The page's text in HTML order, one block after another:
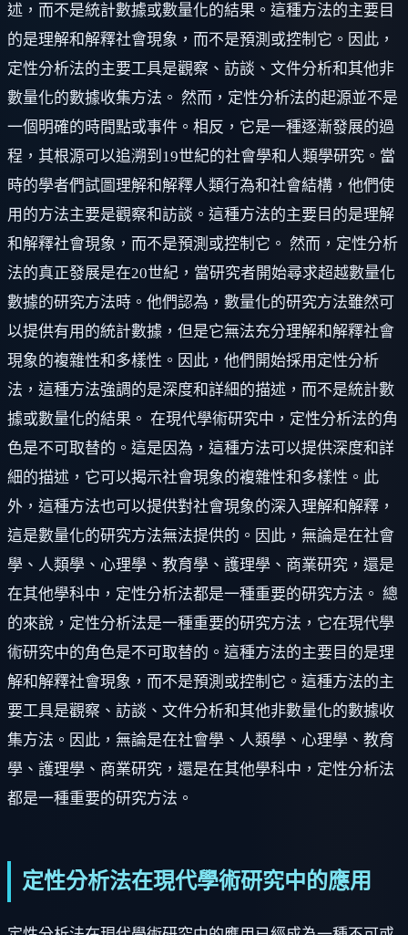
述，而不是統計數據或數量化的結果。這種方法的主要目
的是理解和解釋社會現象，而不是預測或控制它。因此，
定性分析法的主要工具是觀察、訪談、文件分析和其他非
數量化的數據收集方法。 然而，定性分析法的起源並不是
一個明確的時間點或事件。相反，它是一種逐漸發展的過
程，其根源可以追溯到19世紀的社會學和人類學研究。當
時的學者們試圖理解和解釋人類行為和社會結構，他們使
用的方法主要是觀察和訪談。這種方法的主要目的是理解
和解釋社會現象，而不是預測或控制它。 然而，定性分析
法的真正發展是在20世紀，當研究者開始尋求超越數量化
數據的研究方法時。他們認為，數量化的研究方法雖然可
以提供有用的統計數據，但是它無法充分理解和解釋社會
現象的複雜性和多樣性。因此，他們開始採用定性分析
法，這種方法強調的是深度和詳細的描述，而不是統計數
據或數量化的結果。 在現代學術研究中，定性分析法的角
色是不可取替的。這是因為，這種方法可以提供深度和詳
細的描述，它可以揭示社會現象的複雜性和多樣性。此
外，這種方法也可以提供對社會現象的深入理解和解釋，
這是數量化的研究方法無法提供的。因此，無論是在社會
學、人類學、心理學、教育學、護理學、商業研究，還是
在其他學科中，定性分析法都是一種重要的研究方法。 總
的來說，定性分析法是一種重要的研究方法，它在現代學
術研究中的角色是不可取替的。這種方法的主要目的是理
解和解釋社會現象，而不是預測或控制它。這種方法的主
要工具是觀察、訪談、文件分析和其他非數量化的數據收
集方法。因此，無論是在社會學、人類學、心理學、教育
學、護理學、商業研究，還是在其他學科中，定性分析法
都是一種重要的研究方法。
定性分析法在現代學術研究中的應用